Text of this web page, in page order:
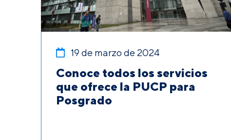
19 de marzo de 2024
Conoce todos los servicios
que ofrece la PUCP para
Posgrado